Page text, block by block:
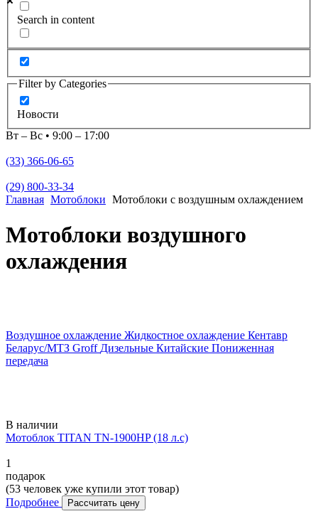
Search in content
Filter by Categories
Новости
Вт – Вс • 9:00 – 17:00
(33) 366-06-65
(29) 800-33-34
Главная Мотоблоки Мотоблоки с воздушным охлаждением
Мотоблоки воздушного
охлаждения
Воздушное охлаждение Жидкостное охлаждение Кентавр
Беларус/МТЗ Groff Дизельные Китайские Пониженная
передача
В наличии
Мотоблок TITAN TN-1900HP (18 л.с)
1
подарок
(53 человек уже купили этот товар)
Подробнее
Рассчитать цену